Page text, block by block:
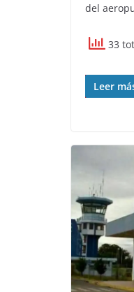
del
33
Leer